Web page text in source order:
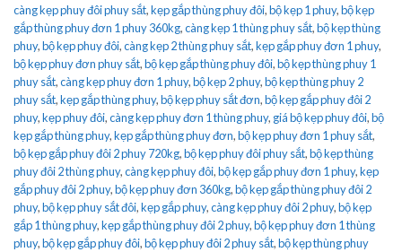
càng kẹp phuy đôi phuy sắt,kẹp gắp thùng phuy đôi,bộ kẹp 1 phuy,bộ kẹp
gắp thùng phuy đơn 1 phuy 360kg,càng kẹp 1 thùng phuy sắt,bộ kẹp thùng
phuy,bộ kẹp phuy đôi,càng kẹp 2 thùng phuy sắt,kẹp gắp phuy đơn 1 phuy,
bộ kẹp phuy đơn phuy sắt,bộ kẹp gắp thùng phuy đôi,bộ kẹp thùng phuy 1
phuy sắt,càng kẹp phuy đơn 1 phuy,bộ kẹp 2 phuy,bộ kẹp thùng phuy 2
phuy sắt,kẹp gắp thùng phuy,bộ kẹp phuy sắt đơn,bộ kẹp gắp phuy đôi 2
phuy,kẹp phuy đôi,càng kẹp phuy đơn 1 thùng phuy, giá bộ kẹp phuy đôi,bộ
kẹp gắp thùng phuy,kẹp gắp thùng phuy đơn,bộ kẹp phuy đơn 1 phuy sắt,
bộ kẹp gắp phuy đôi 2 phuy 720kg,bộ kẹp phuy đôi phuy sắt,bộ kẹp thùng
phuy đôi 2 thùng phuy,càng kẹp phuy đôi,bộ kẹp gắp phuy đơn 1 phuy,kẹp
gắp phuy đôi 2 phuy,bộ kẹp phuy đơn 360kg,bộ kẹp gắp thùng phuy đôi 2
phuy,bộ kẹp phuy sắt đôi,kẹp gắp phuy,càng kẹp phuy đôi 2 phuy,bộ kẹp
gắp 1 thùng phuy,kẹp gắp thùng phuy đôi 2 phuy,bộ kẹp phuy đơn 1 thùng
phuy,bộ kẹp gắp phuy đôi,bộ kẹp phuy đôi 2 phuy sắt,bộ kẹp thùng phuy